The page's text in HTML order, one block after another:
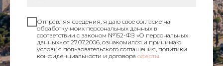
Отправляя сведения, я даю свое согласие на
обработку моих персональных данных в
соответствии с законом №152-ФЗ «О персональных
данных» от 27.07.2006, ознакомился и принимаю
условия пользовательского соглашения, политики
конфиденциальности и договора оферты.